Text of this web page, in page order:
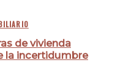
de vivienda
la incertidumbre